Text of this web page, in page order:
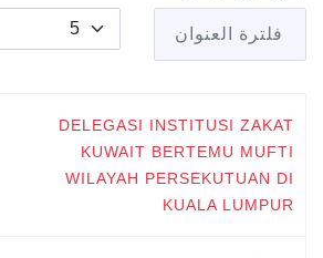
فلترة العنوان عدد الإظهارات:
DELEGASI INSTITUSI ZAKAT
KUWAIT BERTEMU MUFTI
WILAYAH PERSEKUTUAN DI
KUALA LUMPUR